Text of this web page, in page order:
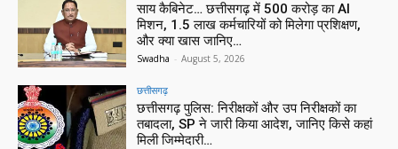
साय कैबिनेट… छत्तीसगढ़ में 500 करोड़ का AI
मिशन, 1.5 लाख कर्मचारियों को मिलेगा प्रशिक्षण,
और क्या खास जानिए…
Swadha - August 5, 2026
छत्तीसगढ़
छत्तीसगढ़ पुलिस: निरीक्षकों और उप निरीक्षकों का
तबादला, SP ने जारी किया आदेश, जानिए किसे कहां
मिली जिम्मेदारी…